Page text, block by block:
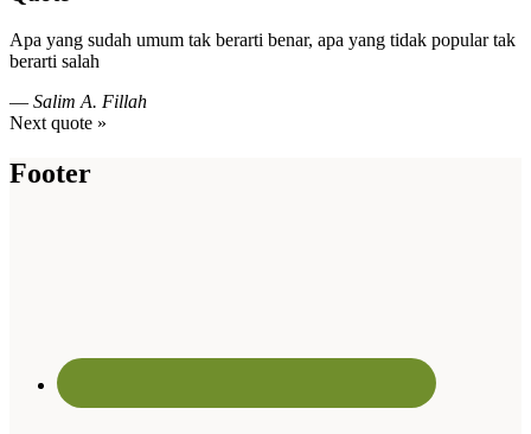
Apa yang sudah umum tak berarti benar, apa yang tidak popular tak
berarti salah
— Salim A. Fillah
Next quote »
Footer